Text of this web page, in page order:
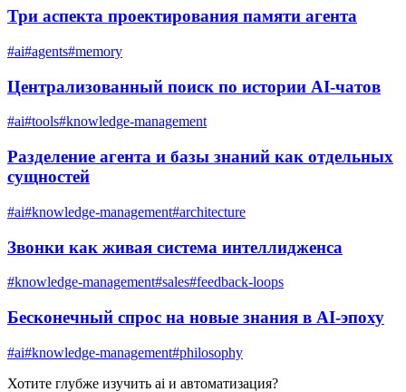
Три аспекта проектирования памяти агента
#ai#agents#memory
Централизованный поиск по истории AI-чатов
#ai#tools#knowledge-management
Разделение агента и базы знаний как отдельных
сущностей
#ai#knowledge-management#architecture
Звонки как живая система интеллидженса
#knowledge-management#sales#feedback-loops
Бесконечный спрос на новые знания в AI-эпоху
#ai#knowledge-management#philosophy
Хотите глубже изучить ai и автоматизация?